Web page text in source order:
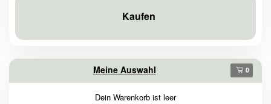
Kaufen
Meine Auswahl 0
Dein Warenkorb ist leer